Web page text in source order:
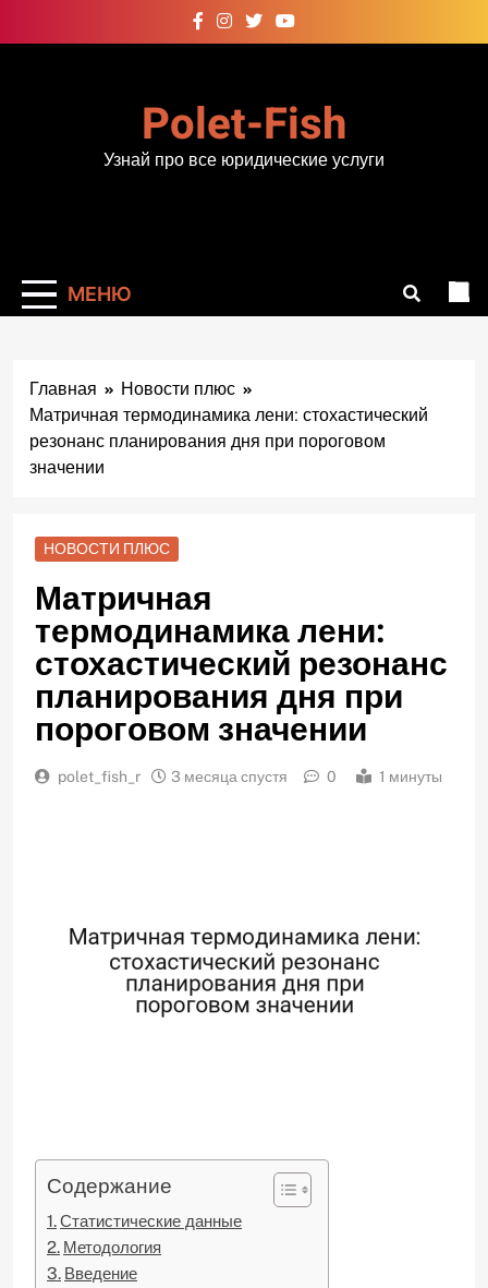
к
Polet-Fish
Узнай про все юридические услуги
МЕНЮ
Главная
Новости плюс
Матричная термодинамика лени: стохастический
резонанс планирования дня при пороговом
значении
НОВОСТИ ПЛЮС
Матричная
термодинамика лени:
стохастический резонанс
планирования дня при
пороговом значении
polet_fish_r 3 месяца спустя 0 1 минуты
Содержание
Статистические данные
Методология
Введение